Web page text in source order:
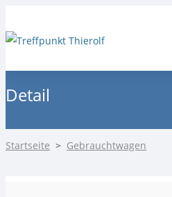
Detail
Startseite > Gebrauchtwagen